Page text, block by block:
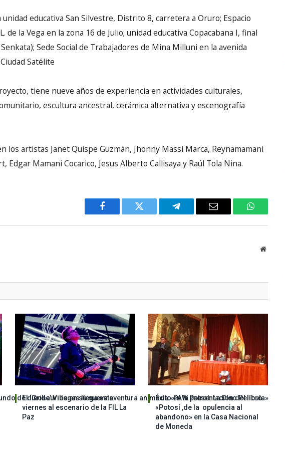
educativa San Silvestre, Distrito 8, carretera a Oruro; Espacio
de la Vega en la zona 16 de Julio; unidad educativa Copacabana I, final
Sede Social de Trabajadores de Mina Milluni en la avenida
Satélite
tiene nueve años de experiencia en actividades culturales,
escultura ancestral, cerámica alternativa y escenografía
los artistas Janet Quispe Guzmán, Jhonny Massi Marca, Reynamamani
Edgar Mamani Cocarico, Jesus Alberto Callisaya y Raúl Tola Nina.
Facebook Twitter Telegram Email WhatsApp
Website
de dinosaurios en su nueva aventura animada «PAW Patrol: La Dino Película»
El ‘Grillo’ Villegas llega este
viernes al escenario de la FIL La
Paz
Éxito en la presentación del libro
«Potosí ,de la opulencia al
abandono» en la Casa Nacional
de Moneda